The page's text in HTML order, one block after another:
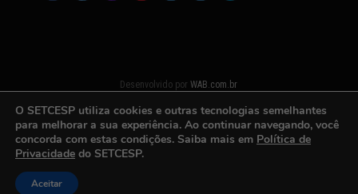
Desenvolvido porWAB.com.br
O SETCESP utiliza cookies e outras tecnologias semelhantes
para melhorar a sua experiência. Ao continuar navegando, você
concorda com estas condições. Saiba mais em Política de
Privacidade do SETCESP.
Aceitar